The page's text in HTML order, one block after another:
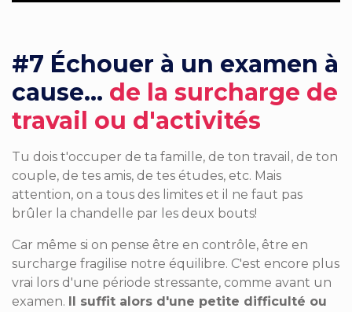
#7 Échouer à un examen à
cause... de la surcharge de
travail ou d'activités
Tu dois t'occuper de ta famille, de ton travail, de ton
couple, de tes amis, de tes études, etc. Mais
attention, on a tous des limites et il ne faut pas
brûler la chandelle par les deux bouts!
Car même si on pense être en contrôle, être en
surcharge fragilise notre équilibre. C'est encore plus
vrai lors d'une période stressante, comme avant un
examen.
Il suffit alors d'une petite difficulté ou